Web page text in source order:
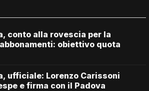
conto alla rovescia per la
obiettivo quota
ufficiale: Lorenzo Carissoni
e firma con il Padova